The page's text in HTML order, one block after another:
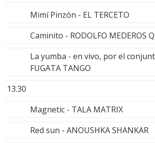
Mimí Pinzón - EL TERCETO
Caminito - RODOLFO MEDEROS
La yumba - en vivo, por el
FUGATA TANGO
13.30
Magnetic - TALA MATRIX
Red sun - ANOUSHKA SHANKAR